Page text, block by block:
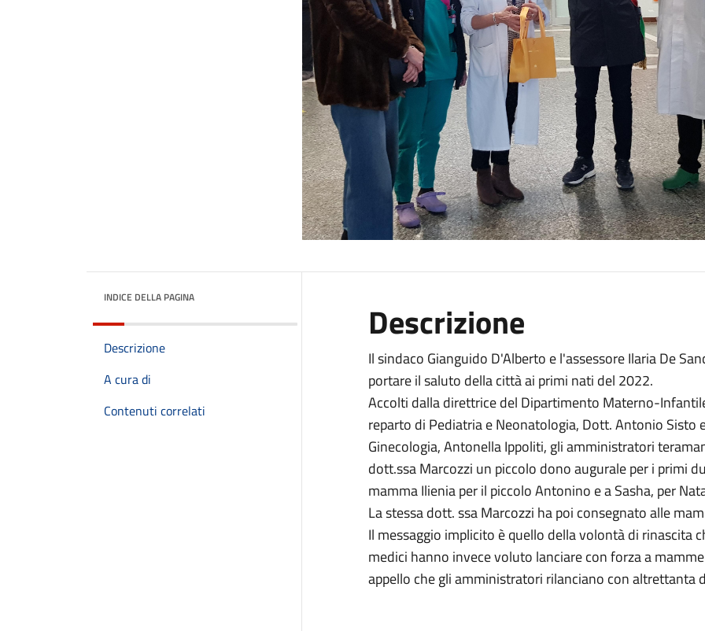
INDICE DELLA PAGINA
Descrizione
A cura di
Contenuti correlati
Descrizione
Il sindaco Gianguido D'Alberto e l'assessore Ilaria De
portare il saluto della città ai primi nati del 2022.
Accolti dalla direttrice del Dipartimento Materno-
reparto di Pediatria e Neonatologia, Dott. Antonio Sisto
Ginecologia, Antonella Ippoliti, gli amministratori
dott.ssa Marcozzi un piccolo dono augurale per i primi
mamma Ilienia per il piccolo Antonino e a Sasha, per
La stessa dott. ssa Marcozzi ha poi consegnato alle
Il messaggio implicito è quello della volontà di rinascita
medici hanno invece voluto lanciare con forza a
appello che gli amministratori rilanciano con altrettanta